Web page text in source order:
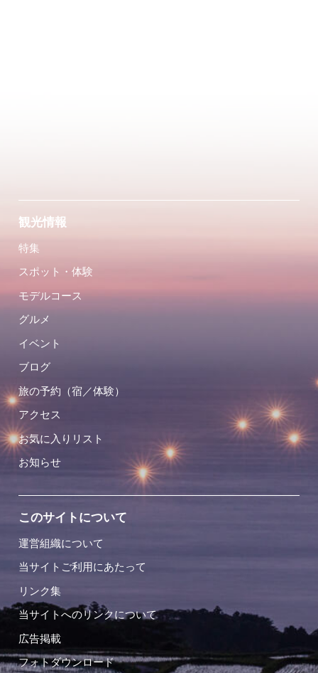
観光情報
特集
スポット・体験
モデルコース
グルメ
イベント
ブログ
旅の予約（宿／体験）
アクセス
お気に入りリスト
お知らせ
このサイトについて
運営組織について
当サイトご利用にあたって
リンク集
当サイトへのリンクについて
広告掲載
フォトダウンロード